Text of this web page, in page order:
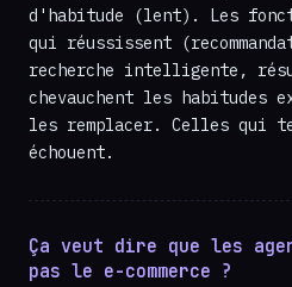
d'habitude (lent). Les
qui réussissent
recherche intelligente,
chevauchent les habitudes
les remplacer. Celles qui
échouent.
Ça veut dire que les
pas le e-commerce ?